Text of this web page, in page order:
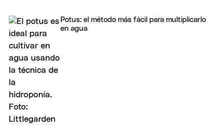
Potus: el método más fácil para multiplicarlo
en agua